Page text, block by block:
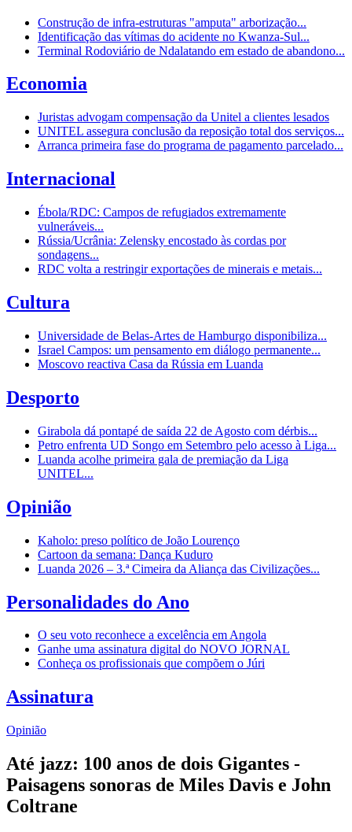
Construção de infra-estruturas "amputa" arborização...
Identificação das vítimas do acidente no Kwanza-Sul...
Terminal Rodoviário de Ndalatando em estado de abandono...
Economia
Juristas advogam compensação da Unitel a clientes lesados
UNITEL assegura conclusão da reposição total dos serviços...
Arranca primeira fase do programa de pagamento parcelado...
Internacional
Ébola/RDC: Campos de refugiados extremamente
vulneráveis...
Rússia/Ucrânia: Zelensky encostado às cordas por
sondagens...
RDC volta a restringir exportações de minerais e metais...
Cultura
Universidade de Belas-Artes de Hamburgo disponibiliza...
Israel Campos: um pensamento em diálogo permanente...
Moscovo reactiva Casa da Rússia em Luanda
Desporto
Girabola dá pontapé de saída 22 de Agosto com dérbis...
Petro enfrenta UD Songo em Setembro pelo acesso à Liga...
Luanda acolhe primeira gala de premiação da Liga
UNITEL...
Opinião
Kaholo: preso político de João Lourenço
Cartoon da semana: Dança Kuduro
Luanda 2026 – 3.ª Cimeira da Aliança das Civilizações...
Personalidades do Ano
O seu voto reconhece a excelência em Angola
Ganhe uma assinatura digital do NOVO JORNAL
Conheça os profissionais que compõem o Júri
Assinatura
Opinião
Até jazz: 100 anos de dois Gigantes -
Paisagens sonoras de Miles Davis e John
Coltrane